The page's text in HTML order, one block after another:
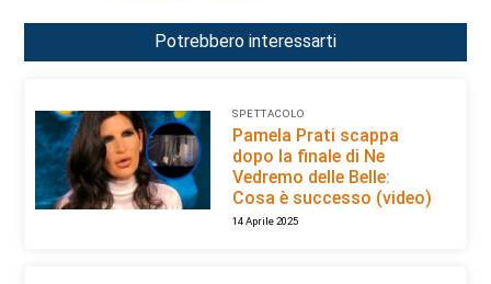
Potrebbero interessarti
SPETTACOLO
Pamela Prati scappa
dopo la finale di Ne
Vedremo delle Belle:
Cosa è successo (video)
14 Aprile 2025